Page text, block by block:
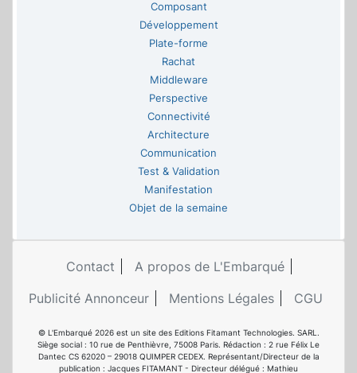
Composant
Développement
Plate-forme
Rachat
Middleware
Perspective
Connectivité
Architecture
Communication
Test & Validation
Manifestation
Objet de la semaine
Contact
A propos de L'Embarqué
Publicité Annonceur
Mentions Légales CGU
© L'Embarqué 2026 est un site des Editions Fitamant Technologies. SARL.
Siège social : 10 rue de Penthièvre, 75008 Paris. Rédaction : 2 rue Félix Le
Dantec CS 62020 – 29018 QUIMPER CEDEX. Représentant/Directeur de la
publication : Jacques FITAMANT - Directeur délégué : Mathieu